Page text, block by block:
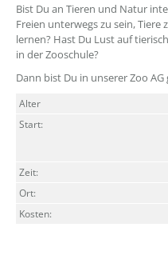
??? absaetzeOben[1]/
Bist Du an Tieren und Natur
Freien unterwegs zu sein,
lernen? Hast Du Lust auf
in der Zooschule?
Dann bist Du in unserer Zoo AG
Alter
Start:
Zeit:
Ort:
Kosten: